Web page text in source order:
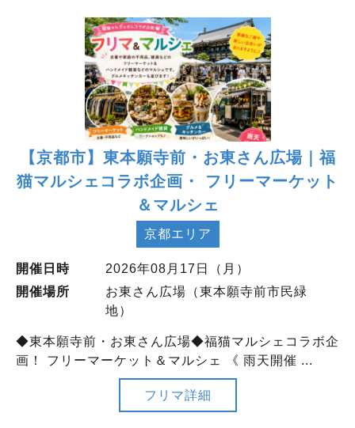
【京都市】東本願寺前・お東さん広場｜福
猫マルシェコラボ企画・ フリーマーケット
＆マルシェ
京都エリア
開催日時
2026年08月17日（月）
開催場所
お東さん広場（東本願寺前市民緑
地）
◆東本願寺前・お東さん広場◆福猫マルシェコラボ企
画！ フリーマーケット＆マルシェ 《 雨天開催 ...
フリマ詳細